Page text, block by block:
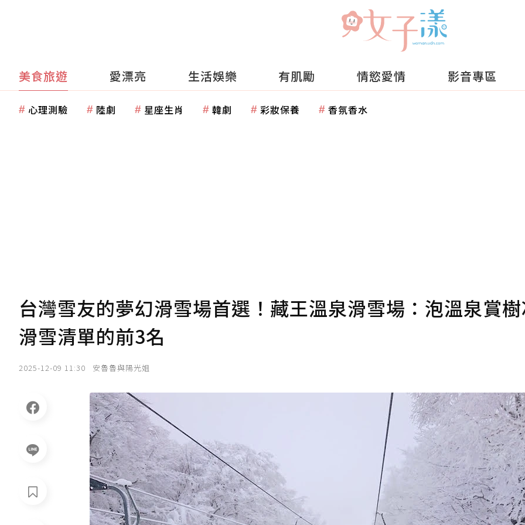
美食旅遊 愛漂亮 生活娛樂 有肌勵 情慾愛情 影音專區
心理測驗 陸劇 星座生肖 韓劇 彩妝保養 香氛香水
台灣雪友的夢幻滑雪場首選！藏王溫泉滑雪場：泡溫泉賞
滑雪清單的前3名
2025-12-09 11:30 安魯魯與陽光姐